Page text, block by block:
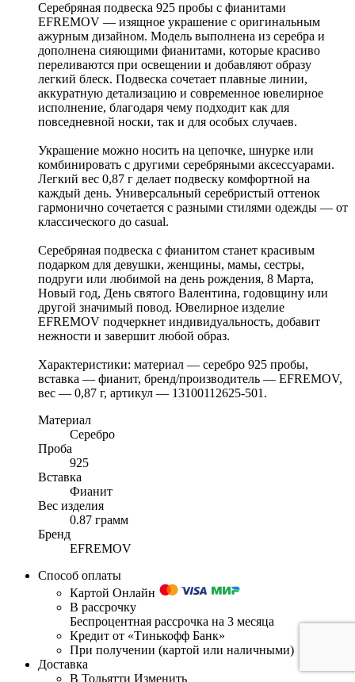
Серебряная подвеска 925 пробы с фианитами
EFREMOV — изящное украшение с оригинальным
ажурным дизайном. Модель выполнена из серебра и
дополнена сияющими фианитами, которые красиво
переливаются при освещении и добавляют образу
легкий блеск. Подвеска сочетает плавные линии,
аккуратную детализацию и современное ювелирное
исполнение, благодаря чему подходит как для
повседневной носки, так и для особых случаев.
Украшение можно носить на цепочке, шнурке или
комбинировать с другими серебряными аксессуарами.
Легкий вес 0,87 г делает подвеску комфортной на
каждый день. Универсальный серебристый оттенок
гармонично сочетается с разными стилями одежды — от
классического до casual.
Серебряная подвеска с фианитом станет красивым
подарком для девушки, женщины, мамы, сестры,
подруги или любимой на день рождения, 8 Марта,
Новый год, День святого Валентина, годовщину или
другой значимый повод. Ювелирное изделие
EFREMOV подчеркнет индивидуальность, добавит
нежности и завершит любой образ.
Характеристики: материал — серебро 925 пробы,
вставка — фианит, бренд/производитель — EFREMOV,
вес — 0,87 г, артикул — 13100112625-501.
Материал
Серебро
Проба
925
Вставка
Фианит
Вес изделия
0.87 грамм
Бренд
EFREMOV
Способ оплаты
Картой Онлайн
В рассрочку
Беспроцентная рассрочка на 3 месяца
Кредит от «Тинькофф Банк»
При получении (картой или наличными)
Доставка
В Тольятти Изменить